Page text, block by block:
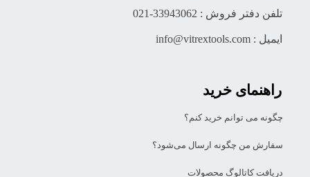
راهنمای خرید
چگونه می توانم خرید کنم؟
سفارش من چگونه ارسال می‌شود؟
دریافت کاتالوگ محصولات
تلفن دفتر فروش : 33943062-021
ایمیل : info@vitrextools.com